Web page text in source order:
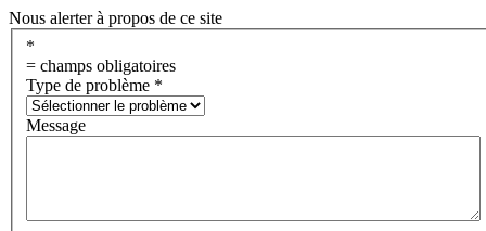
Nous alerter à propos de ce site
*
= champs obligatoires
Type de problème *
Message